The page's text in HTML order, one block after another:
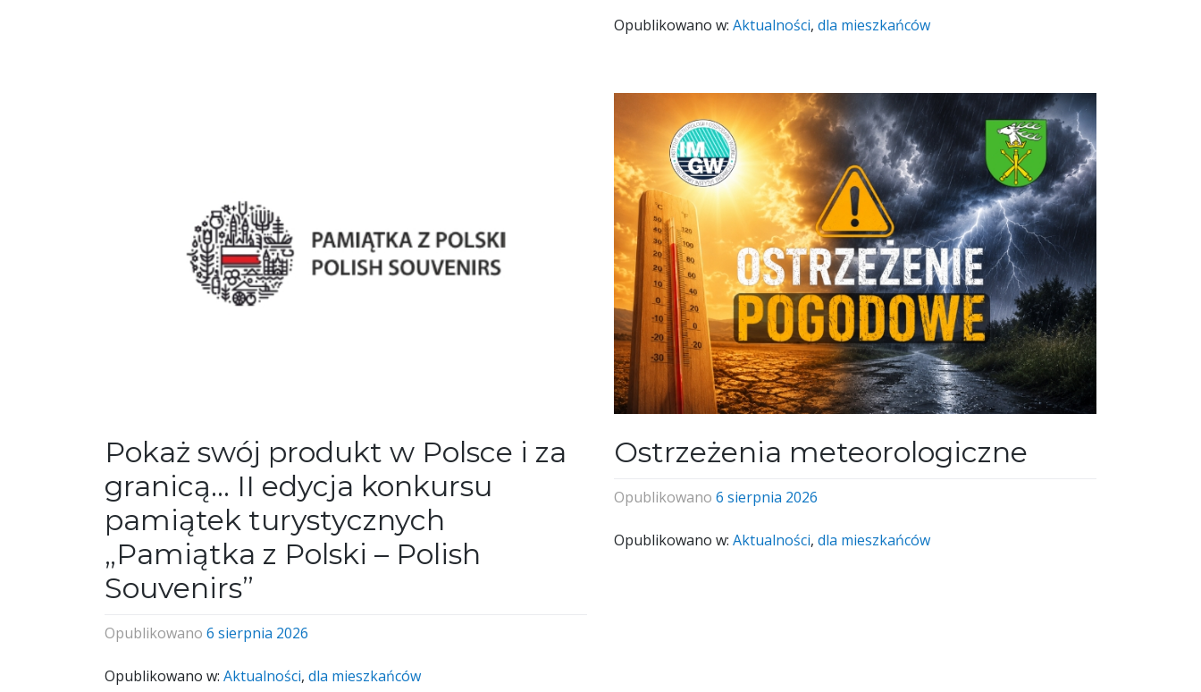
Opublikowano w: Aktualności, dla mieszkańców
Pokaż swój produkt w Polsce i za
granicą… II edycja konkursu
pamiątek turystycznych
„Pamiątka z Polski – Polish
Souvenirs”
Opublikowano 6 sierpnia 2026
Opublikowano w: Aktualności, dla mieszkańców
Ostrzeżenia meteorologiczne
Opublikowano 6 sierpnia 2026
Opublikowano w: Aktualności, dla mieszkańców